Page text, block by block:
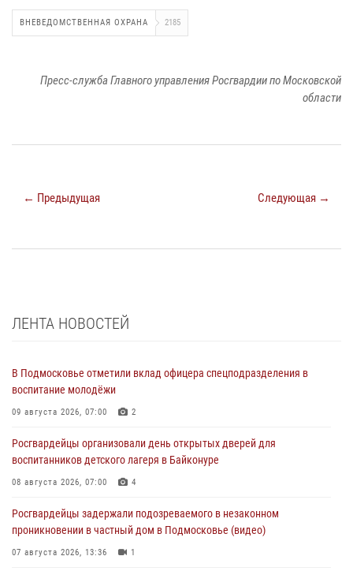
ВНЕВЕДОМСТВЕННАЯ ОХРАНА 2185
Пресс-служба Главного управления Росгвардии по Московской
области
← Предыдущая Следующая →
ЛЕНТА НОВОСТЕЙ
В Подмосковье отметили вклад офицера спецподразделения в
воспитание молодёжи
09 августа 2026, 07:00 2
Росгвардейцы организовали день открытых дверей для
воспитанников детского лагеря в Байконуре
08 августа 2026, 07:00 4
Росгвардейцы задержали подозреваемого в незаконном
проникновении в частный дом в Подмосковье (видео)
07 августа 2026, 13:36 1